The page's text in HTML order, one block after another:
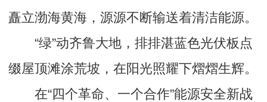
矗立渤海黄海，源源不断输送着清洁能源。
“绿”动齐鲁大地，排排湛蓝色光伏板点
缀屋顶滩涂荒坡，在阳光照耀下熠熠生辉。
在“四个革命、一个合作”能源安全新战